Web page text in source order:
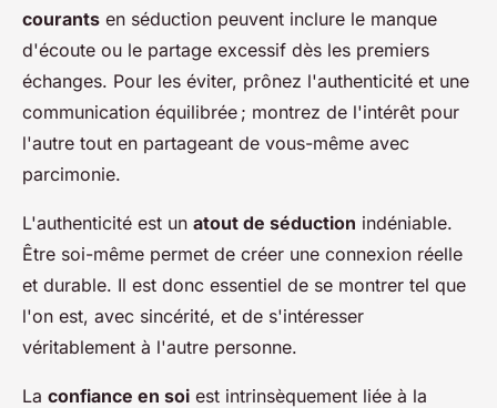
courants en séduction peuvent inclure le manque
d'écoute ou le partage excessif dès les premiers
échanges. Pour les éviter, prônez l'authenticité et une
communication équilibrée ; montrez de l'intérêt pour
l'autre tout en partageant de vous-même avec
parcimonie.
L'authenticité est un atout de séduction indéniable.
Être soi-même permet de créer une connexion réelle
et durable. Il est donc essentiel de se montrer tel que
l'on est, avec sincérité, et de s'intéresser
véritablement à l'autre personne.
La confiance en soi est intrinsèquement liée à la